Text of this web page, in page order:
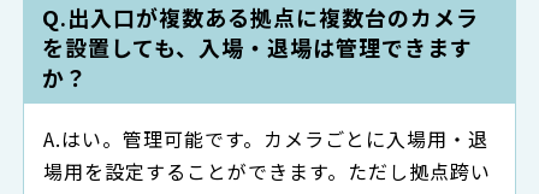
出入口が複数ある拠点に複数台のカメラ
を設置しても、入場・退場は管理できます
か？
はい。管理可能です。カメラごとに入場用・退
場用を設定することができます。ただし拠点跨い